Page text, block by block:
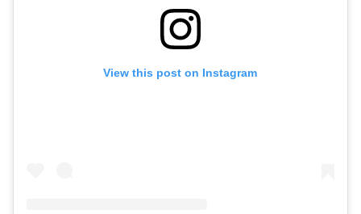
View this post on Instagram